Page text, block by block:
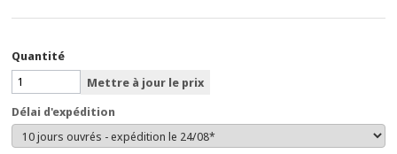
Quantité
Mettre à jour le prix
Délai d'expédition